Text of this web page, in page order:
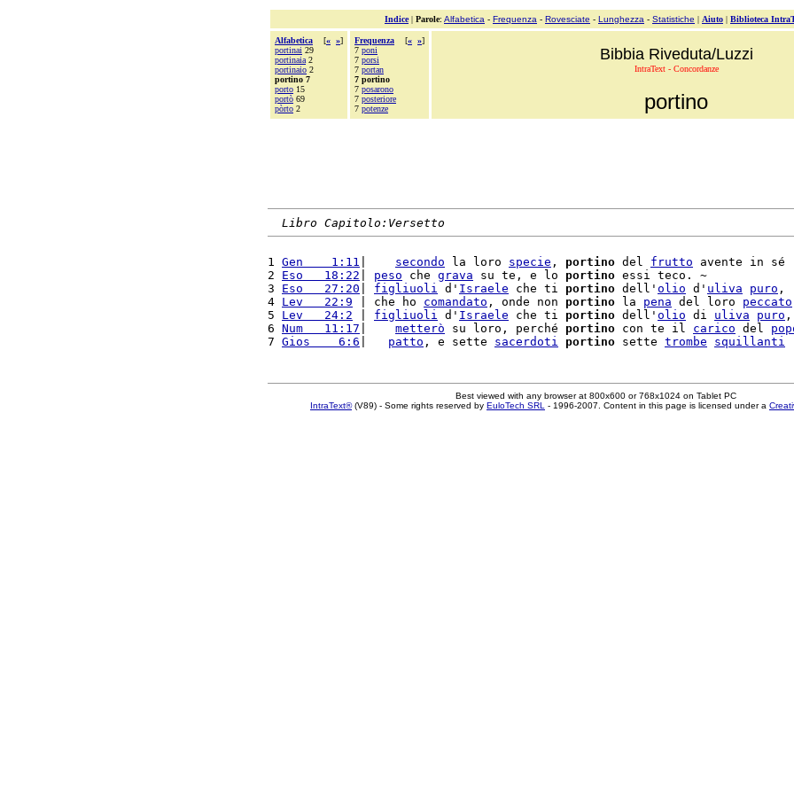
Indice| Parole: Alfabetica - Frequenza - Rovesciate - Lunghezza - Statistiche | Aiuto | Biblioteca
Alfabetica [« »]
portinai 29
portinaia 2
portinaio 2
portino 7
porto 15
portò 69
pòrto 2
Frequenza [« »]
7 poni
7 porsi
7 portan
7 portino
7 posarono
7 posteriore
7 potenze
Bibbia Riveduta/Luzzi
IntraText - Concordanze
portino
Libro Capitolo:Versetto
1 Gen    1:11 secondo la loro specie , portino del frutto avente in sé
2 Eso   18:22 peso che grava su te, e lo portino essi teco. ~
3 Eso   27:20 figliuoli d' Israele che ti portino dell' olio d' uliva puro ,
4 Lev   22:9 | che ho comandato , onde non portino la pena del loro peccato
5 Lev   24:2 figliuoli d' Israele che ti portino dell' olio di uliva puro ,
6 Num   11:17 metterò su loro, perché portino con te il carico del
7 Gios    6:6 patto , e sette sacerdoti portino sette trombe squillanti
Best viewed with any browser at 800x600 or 768x1024 on Tablet PC
IntraText®(V89) - Some rights reserved by EuloTech SRL - 1996-2007. Content in this page is licensed under a